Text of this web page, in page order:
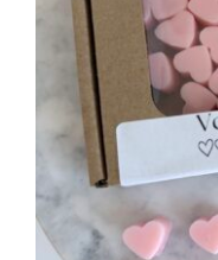
variantov.
Možnosti
môžete
vybrať
na
stránke
produktu.